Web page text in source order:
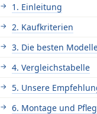
1. Einleitung
2. Kaufkriterien
3. Die besten
4. Vergleichstabelle
5. Unsere
6. Montage und